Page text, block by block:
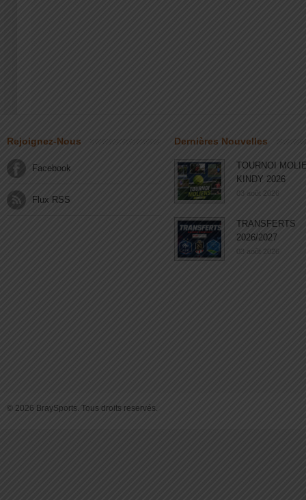
Rejoignez-Nous
Facebook
Flux RSS
Dernières Nouvelles
TOURNOI
KINDY 2026
03 août 2026
TRANSFERTS
2026/2027
03 août 2026
© 2026 BraySports. Tous droits reservés.